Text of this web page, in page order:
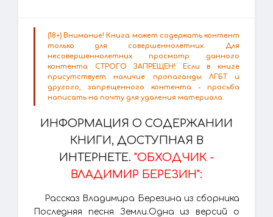
(18+) Внимание! Книга может содержать контент
только для совершеннолетних. Для
несовершеннолетних просмотр данного
контента СТРОГО ЗАПРЕЩЕН! Если в книге
присутствует наличие пропаганды ЛГБТ и
другого, запрещенного контента - просьба
написать на почту для удаления материала.
ИНФОРМАЦИЯ О СОДЕРЖАНИИ
КНИГИ, ДОСТУПНАЯ В
ИНТЕРНЕТЕ. "ОБХОДЧИК -
ВЛАДИМИР БЕРЕЗИН":
Рассказ Владимира Березина из сборника
Последняя песня Земли.Одна из версий о